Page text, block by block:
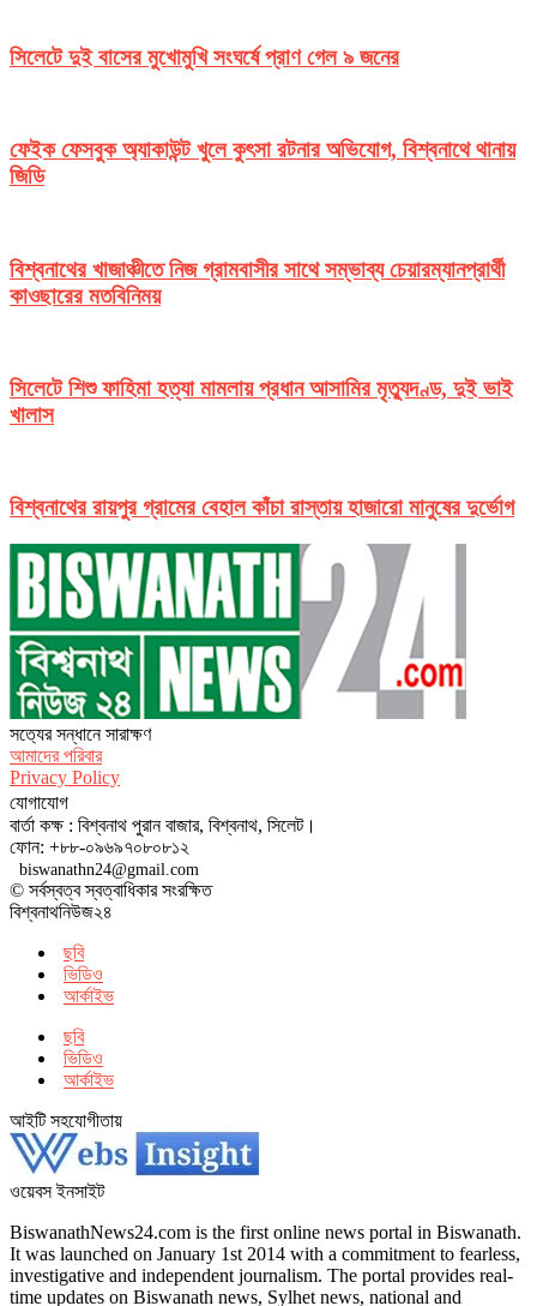
সিলেটে দুই বাসের মুখোমুখি সংঘর্ষে প্রাণ গেল ৯ জনের
ফেইক ফেসবুক অ্যাকাউন্ট খুলে কুৎসা রটনার অভিযোগ, বিশ্বনাথে থানায়
জিডি
বিশ্বনাথের খাজাঞ্চীতে নিজ গ্রামবাসীর সাথে সম্ভাব্য চেয়ারম্যানপ্রার্থী
কাওছারের মতবিনিময়
সিলেটে শিশু ফাহিমা হত্যা মামলায় প্রধান আসামির মৃত্যুদণ্ড, দুই ভাই
খালাস
বিশ্বনাথের রায়পুর গ্রামের বেহাল কাঁচা রাস্তায় হাজারো মানুষের দুর্ভোগ
সত‌্যের সন্ধানে সারাক্ষণ
আমাদের পরিবার
Privacy Policy
যোগাযোগ
বার্তা কক্ষ : বিশ্বনাথ পুরান বাজার, বিশ্বনাথ, সিলেট।
ফোন: +৮৮-০৯৬৯৭০৮০৮১২
biswanathn24@gmail.com
© সর্বস্বত্ব স্বত্বাধিকার সংরক্ষিত
বিশ্বনাথনিউজ২৪
ছবি
ভিডিও
আর্কাইভ
ছবি
ভিডিও
আর্কাইভ
আইটি সহযোগীতায়
ওয়েবস ইনসাইট
BiswanathNews24.com is the first online news portal in Biswanath.
It was launched on January 1st 2014 with a commitment to fearless,
investigative and independent journalism. The portal provides real-
time updates on Biswanath news, Sylhet news, national and